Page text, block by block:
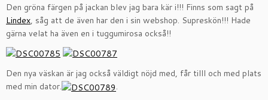
Den gröna färgen på jackan blev jag bara kär i!!! Finns som sagt på
Lindex, såg att de även har den i sin webshop. Supreskön!!! Hade
gärna velat ha även en i tuggumirosa också!!
Den nya väskan är jag också väldigt nöjd med, får tilll och med plats
med min dator.
.